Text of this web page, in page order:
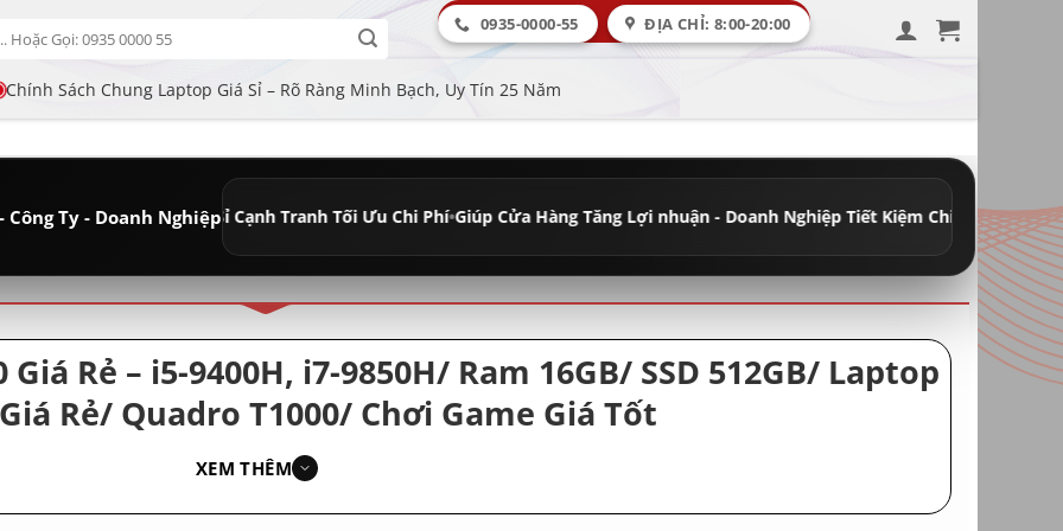
0935-0000-55 ĐỊA CHỈ: 8:00-20:00
Chính Sách Chung Laptop Giá Sỉ – Rõ Ràng Minh Bạch, Uy Tín 25 Năm
loại
Công Ty - Doanh Nghiệp
Dài•Giá Sỉ Cạnh Tranh Tối Ưu Chi Phí •Giúp Cửa Hàng Tăng Lợi nhuận - Doanh Nghiệp Tiết Kiệm Chi Phí•Đầy Đủ Máy Học Tập -
Rẻ – i5-9400H, i7-9850H/ Ram 16GB/ SSD 512GB/ Laptop
Rẻ/ Quadro T1000/ Chơi Game Giá Tốt
XEM THÊM